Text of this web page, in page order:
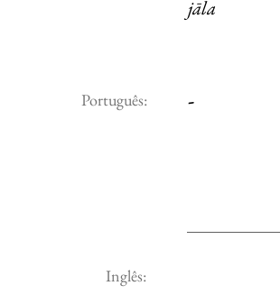
jāla
Português: -
Inglês: